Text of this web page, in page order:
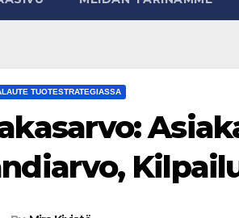
TUOTESTRATEGIASSA